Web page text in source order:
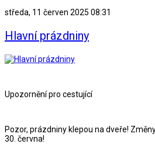
středa, 11 červen 2025 08:31
Hlavní prázdniny
Upozornění pro cestující
Pozor, prázdniny klepou na dveře!
30. června!